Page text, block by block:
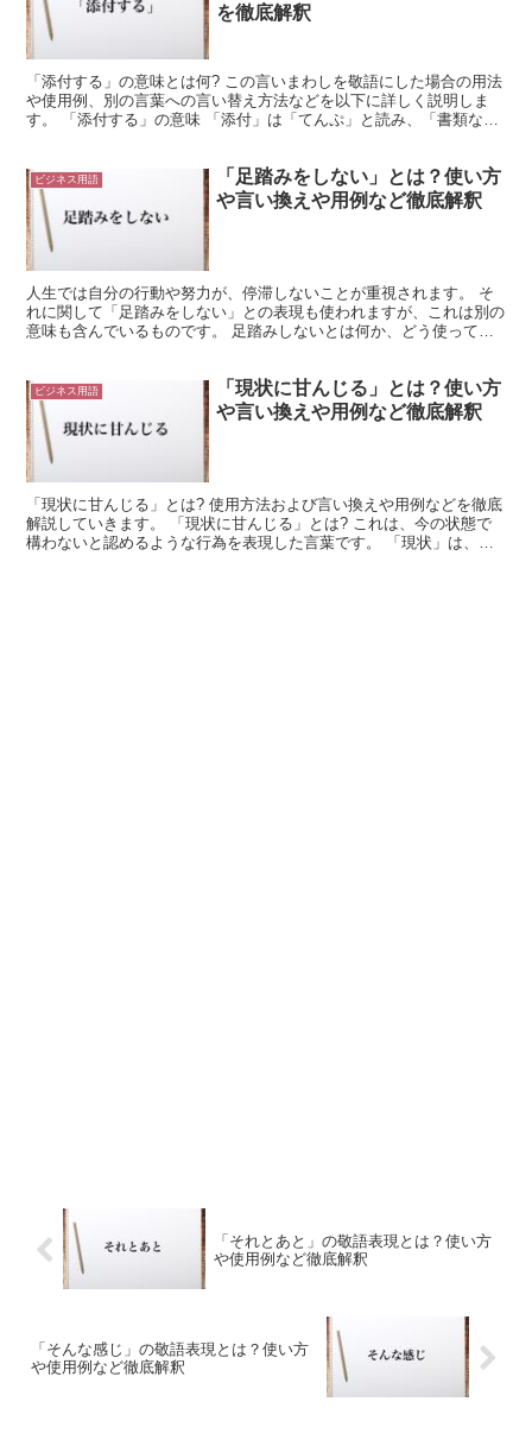
を徹底解釈
「添付する」の意味とは何? この言いまわしを敬語にした場合の用法
や使用例、別の言葉への言い替え方法などを以下に詳しく説明しま
す。 「添付する」の意味 「添付」は「てんぷ」と読み、「書類など
ビジネス用語
「足踏みをしない」とは？使い方
や言い換えや用例など徹底解釈
人生では自分の行動や努力が、停滞しないことが重視されます。 そ
れに関して「足踏みをしない」との表現も使われますが、これは別の
意味も含んでいるものです。 足踏みしないとは何か、どう使ってい
ビジネス用語
「現状に甘んじる」とは？使い方
や言い換えや用例など徹底解釈
「現状に甘んじる」とは? 使用方法および言い換えや用例などを徹底
解説していきます。 「現状に甘んじる」とは? これは、今の状態で
構わないと認めるような行為を表現した言葉です。 「現状」は、
「それとあと」の敬語表現とは？使い方
や使用例など徹底解釈
「そんな感じ」の敬語表現とは？使い方
や使用例など徹底解釈